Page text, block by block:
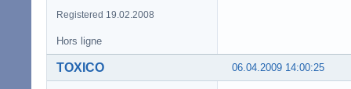
Registered 19.02.2008
Hors ligne
06.04.2009 14:00:25
TOXICO